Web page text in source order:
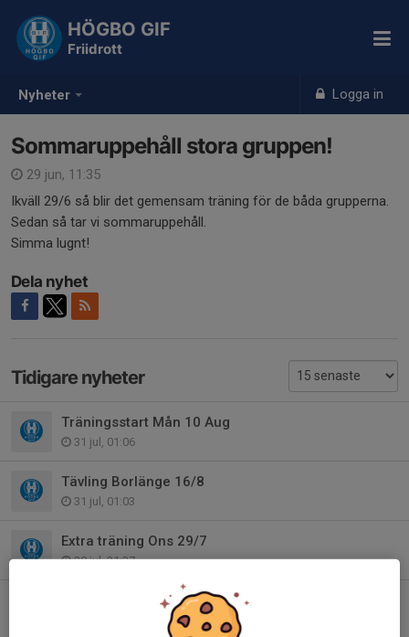
Nyheter Logga in
HÖGBO GIF
Friidrott
Sommaruppehåll stora gruppen!
29 jun, 11:35
Ikväll 29/6 så blir det gemensam träning för de båda grupperna.
Sedan så tar vi sommaruppehåll.
Simma lugnt!
Dela nyhet
Tidigare nyheter
Träningsstart Mån 10 Aug
31 jul, 01:06
Tävling Borlänge 16/8
31 jul, 01:03
Extra träning Ons 29/7
28 jul, 21:37
Sommaruppehåll för Lilla gruppen också